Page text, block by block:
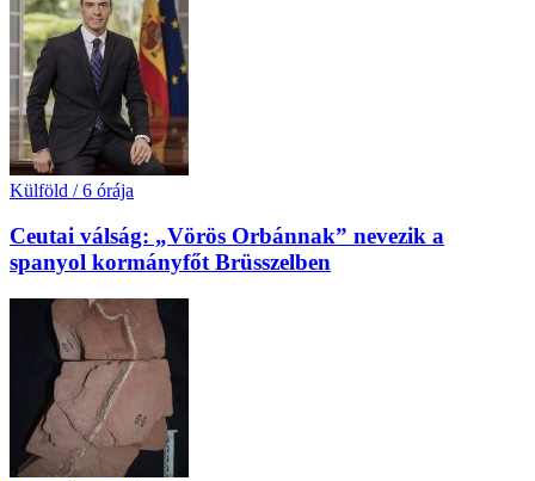
Külföld / 6 órája
Ceutai válság: „Vörös Orbánnak” nevezik a
spanyol kormányfőt Brüsszelben